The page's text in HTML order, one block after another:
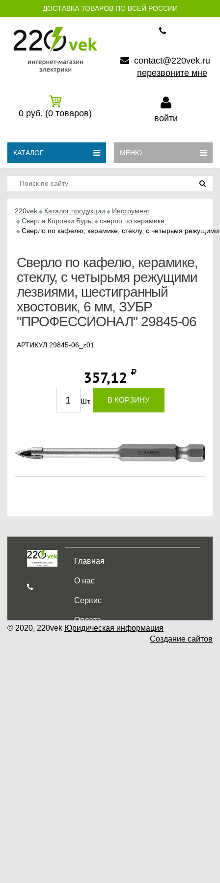
ДОСТАВКА ТОВАРОВ ПО ВСЕЙ РОССИИ
contact@220vek.ru
перезвоните мне
0 руб. (0 товаров) войти
КАТАЛОГ МЕНЮ
220vek Каталог продукции
Инструмент
Сверла Коронки Буры
сверло по керамике
Сверло по кафелю, керамике, стеклу, с четырьмя
Сверло по кафелю, керамике,
стеклу, с четырьмя режущими
лезвиями, шестигранный
хвостовик, 6 мм, ЗУБР
"ПРОФЕССИОНАЛ" 29845-06
АРТИКУЛ 29845-06_z01
357,12
Шт. В КОРЗИНУ
Главная
О нас
Сервис
Оплата
Доставка и самовывоз
© 2020, 220vek Юридическая информация
Создание сайтов